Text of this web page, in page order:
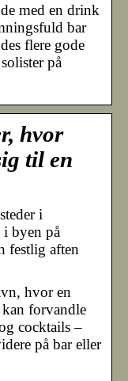
med en drink
bar
flere gode
på
hvor
til en
i
byen på
festlig aften
hvor en
forvandle
cocktails –
på bar eller